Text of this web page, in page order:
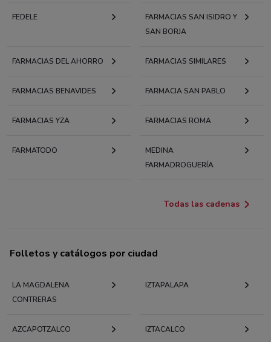
FEDELE
FARMACIAS SAN ISIDRO Y
SAN BORJA
FARMACIAS DEL AHORRO FARMACIAS SIMILARES
FARMACIAS BENAVIDES FARMACIA SAN PABLO
FARMACIAS YZA FARMACIAS ROMA
FARMATODO
MEDINA
FARMADROGUERÍA
Todas las cadenas
Folletos y catálogos por ciudad
LA MAGDALENA
CONTRERAS
IZTAPALAPA
AZCAPOTZALCO IZTACALCO